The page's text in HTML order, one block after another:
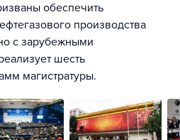
обеспечить
производства
с зарубежными
шесть
магистратуры.